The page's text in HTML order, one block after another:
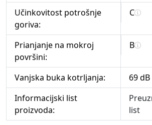
Učinkovitost potrošnje
goriva:
C
Prianjanje na mokroj
površini:
B
Vanjska buka kotrljanja:
69 dB
Informacijski list
proizvoda:
list